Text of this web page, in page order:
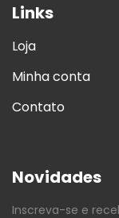
Links
Loja
Minha conta
Contato
Novidades
Inscreva-se e